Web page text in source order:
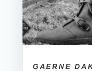
GAERNE